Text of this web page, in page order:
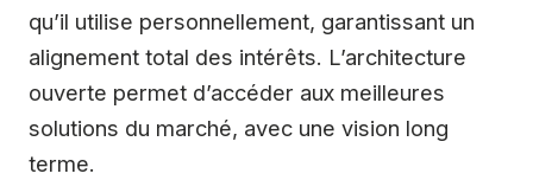
qu’il utilise personnellement, garantissant un
alignement total des intérêts. L’architecture
ouverte permet d’accéder aux meilleures
solutions du marché, avec une vision long
terme.